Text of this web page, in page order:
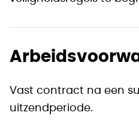
Vast contract na een
uitzendperiode.